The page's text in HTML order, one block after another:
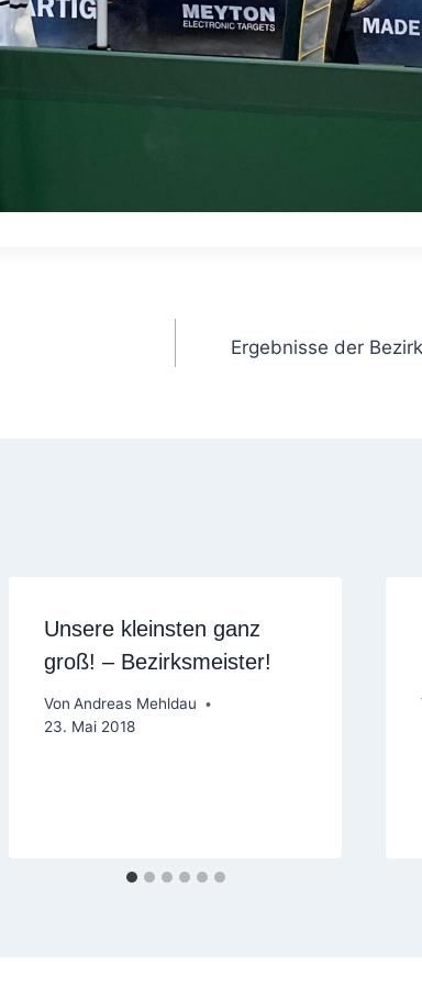
Ergebnisse der
Unsere kleinsten ganz
groß! – Bezirksmeister!
Von Andreas Mehldau
23. Mai 2018